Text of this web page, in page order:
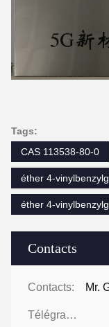
Contacts
Contacts: Mr.
Télégramme:
Tags:
CAS 113538-80-0
éther 4-
éther 4-